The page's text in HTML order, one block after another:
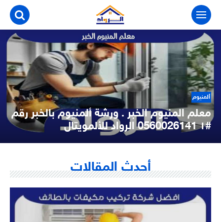
التجاوز
المحتوى
ألمنيوم
معلم المنيوم الخبر . ورشة ألمنيوم بالخبر رقم
#١ 0560026141 الرواد للألمويتال
معلم المنيوم الخبر معلم المنيوم الخبر فني محترف في اعمال الالومنيوم
أحدث المقالات